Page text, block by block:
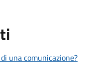
una comunicazione?